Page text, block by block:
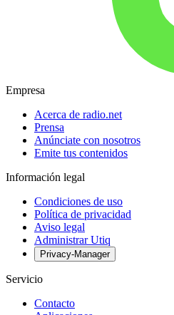
Empresa
Acerca de radio.net
Prensa
Anúnciate con nosotros
Emite tus contenidos
Información legal
Condiciones de uso
Política de privacidad
Aviso legal
Administrar Utiq
Privacy-Manager
Servicio
Contacto